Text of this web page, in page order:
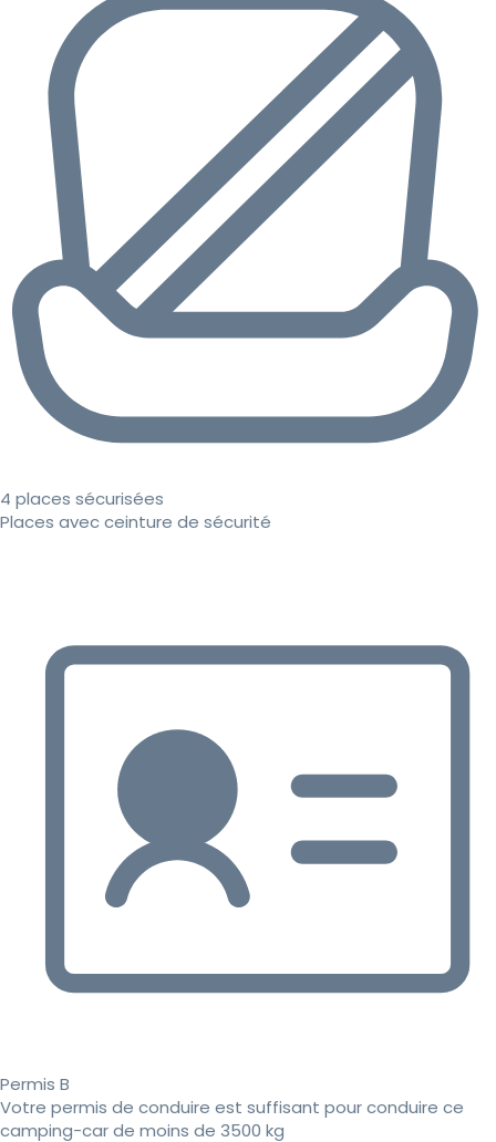
4 places sécurisées
Places avec ceinture de sécurité
Permis B
Votre permis de conduire est suffisant pour conduire ce
camping-car de moins de 3500 kg